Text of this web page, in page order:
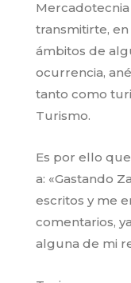
transmitirte,
ámbitos de
ocurrencia,
tanto como
Turismo.
Es por ello
a: «Gastando
escritos y me
comentarios,
alguna de mi